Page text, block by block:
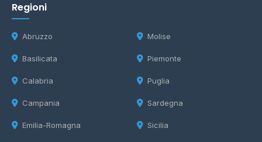
Regioni
Abruzzo
Basilicata
Calabria
Campania
Emilia-Romagna
Molise
Piemonte
Puglia
Sardegna
Sicilia